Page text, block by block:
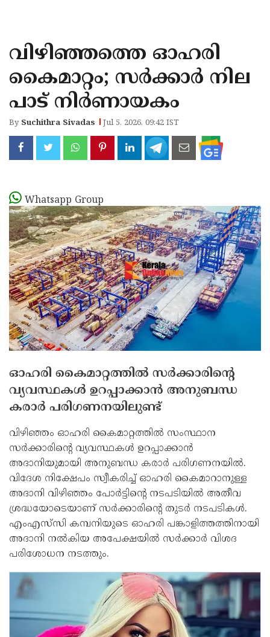
KANNUR
KASARAGOD
വിഴിഞ്ഞത്തെ ഓഹരി
കൈമാറ്റം; സര്‍ക്കാര്‍ നില
പാട് നിര്‍ണായകം
By Suchithra Sivadas Jul 5, 2026, 09:42 IST
Whatsapp Group
ഓഹരി കൈമാറ്റത്തില്‍ സര്‍ക്കാരിന്റെ
വ്യവസ്ഥകള്‍ ഉറപ്പാക്കാന്‍ അനുബന്ധ
കരാര്‍ പരിഗണനയിലുണ്ട്
വിഴിഞ്ഞം ഓഹരി കൈമാറ്റത്തില്‍ സംസ്ഥാന
സര്‍ക്കാരിന്റെ വ്യവസ്ഥകള്‍ ഉറപ്പാക്കാന്‍
അദാനിയുമായി അനുബന്ധ കരാര്‍ പരിഗണനയില്‍.
വിദേശ നിക്ഷേപം സ്വീകരിച്ച് ഓഹരി കൈമാറാനുള്ള
അദാനി വിഴിഞ്ഞം പോര്‍ട്ടിന്റെ നടപടിയില്‍ അതീവ
ശ്രദ്ധയോടെയാണ് സര്‍ക്കാരിന്റെ തുടര്‍ നടപടികള്‍.
എംഎസ്‌സി കമ്പനിയുടെ ഓഹരി പങ്കാളിത്തത്തിനായി
അദാനി നല്‍കിയ അപേക്ഷയില്‍ സര്‍ക്കാര്‍ വിശദ
പരിശോധന നടത്തും.